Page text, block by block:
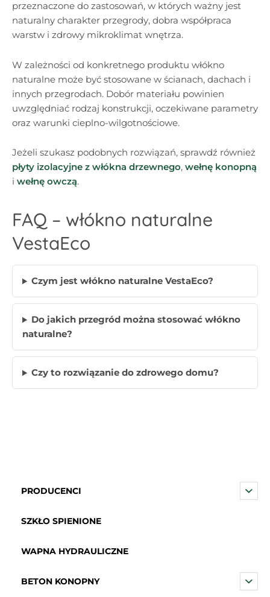
PRODUCENCI
SZKŁO SPIENIONE
WAPNA HYDRAULICZNE
BETON KONOPNY
przeznaczone do zastosowań, w których ważny jest
naturalny charakter przegrody, dobra współpraca
warstw i zdrowy mikroklimat wnętrza.
W zależności od konkretnego produktu włókno
naturalne może być stosowane w ścianach, dachach i
innych przegrodach. Dobór materiału powinien
uwzględniać rodzaj konstrukcji, oczekiwane parametry
oraz warunki cieplno-wilgotnościowe.
Jeżeli szukasz podobnych rozwiązań, sprawdź również
płyty izolacyjne z włókna drzewnego, wełnę konopną
i wełnę owczą.
FAQ – włókno naturalne
VestaEco
Czym jest włókno naturalne VestaEco?
Do jakich przegród można stosować włókno
naturalne?
Czy to rozwiązanie do zdrowego domu?